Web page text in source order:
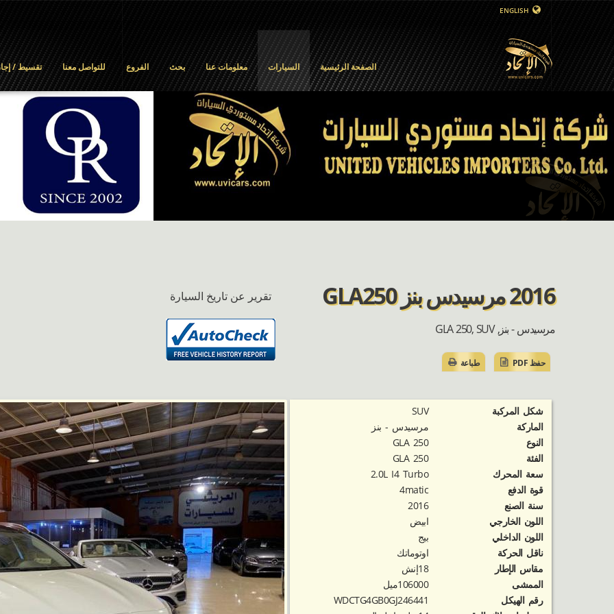
ENGLISH
تقسيط / للتواصل معنا الفروع بحث معلومات عنا السيارات الصفحة الرئيسية
2016 مرسيدس بنز GLA250
مرسيدس - بنز, GLA 250, SUV
حفظ PDF طباعة
تقرير عن تاريخ السيارة
شكل المركبة
SUV
الماركة
مرسيدس - بنز
النوع
GLA 250
الفئة
GLA 250
‬سعة المحرك
2.0L I4 Turbo
قوة الدفع
4matic
سنة الصنع
2016
اللون الخارجي
ابيض
اللون الداخلي
بيج
ناقل الحركة
اوتوماتك
مقاس الإطار
18إنش
الممشى
106000ميل
رقم الهيكل
WDCTG4GB0GJ246441